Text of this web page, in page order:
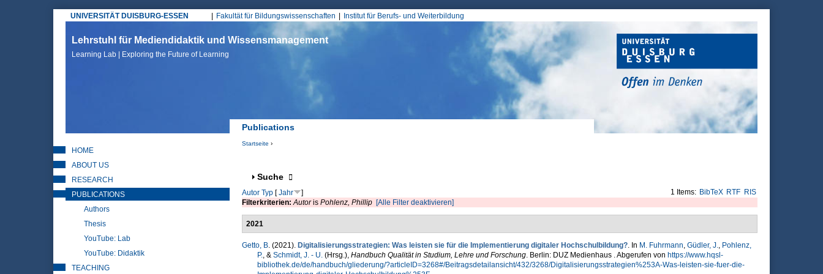
UNIVERSITÄT DUISBURG-ESSEN
Hauptmenü
Fakultät für Bildungswissenschaften Institut für Berufs- und Weiterbildung
Lehrstuhl für Mediendidaktik und Wissensmanagement
Learning Lab | Exploring the Future of Learning
Publications
Startseite ›
Anzeigen
Suche
1 Items: BibTeX RTF RIS
Autor Typ[Jahr
]
Filterkriterien:Autoris Pohlenz, Phillip [Alle Filter deaktivieren]
2021
Getto, B. (2021). Digitalisierungsstrategien: Was leisten sie für die Implementierung digitaler Hochschulbildung?. In M. Fuhrmann, Güdler, J., Pohlenz,
P., & Schmidt, J. - U.(Hrsg.), Handbuch Qualität in Studium, Lehre und Forschung. Berlin: DUZ Medienhaus . Abgerufen von https://www.hqsl-
bibliothek.de/de/handbuch/gliederung/?articleID=3268#/Beitragsdetailansicht/432/3268/Digitalisierungsstrategien%253A-Was-leisten-sie-fuer-die-
HOME
ABOUT US
RESEARCH
PUBLICATIONS
Authors
Thesis
YouTube: Lab
YouTube: Didaktik
TEACHING